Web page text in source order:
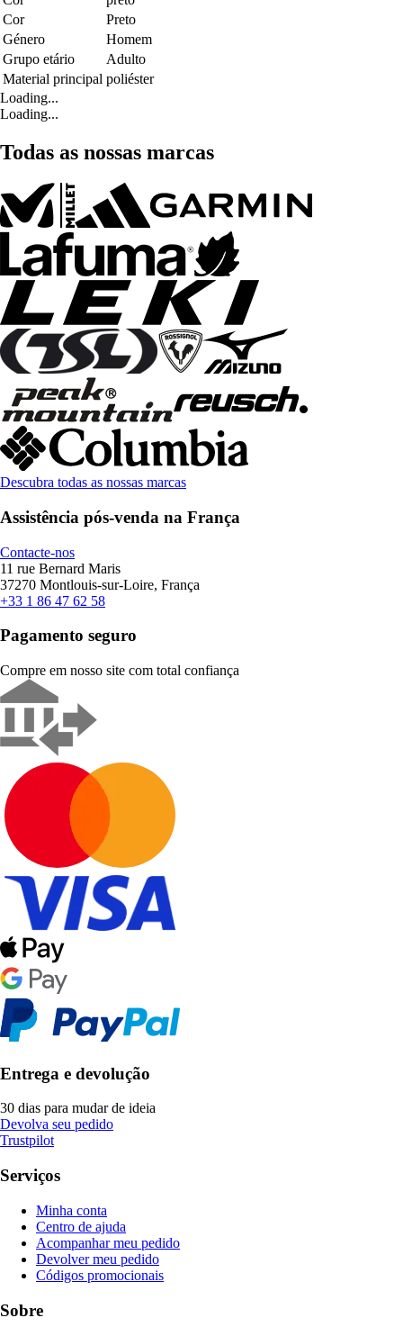
Cor
Preto
Género
Homem
Grupo etário
Adulto
Material principal poliéster
Loading...
Loading...
Todas as nossas marcas
Descubra todas as nossas marcas
Assistência pós-venda na França
Contacte-nos
11 rue Bernard Maris
37270 Montlouis-sur-Loire, França
+33 1 86 47 62 58
Pagamento seguro
Compre em nosso site com total confiança
Entrega e devolução
30 dias para mudar de ideia
Devolva seu pedido
Trustpilot
Serviços
Minha conta
Centro de ajuda
Acompanhar meu pedido
Devolver meu pedido
Códigos promocionais
Sobre